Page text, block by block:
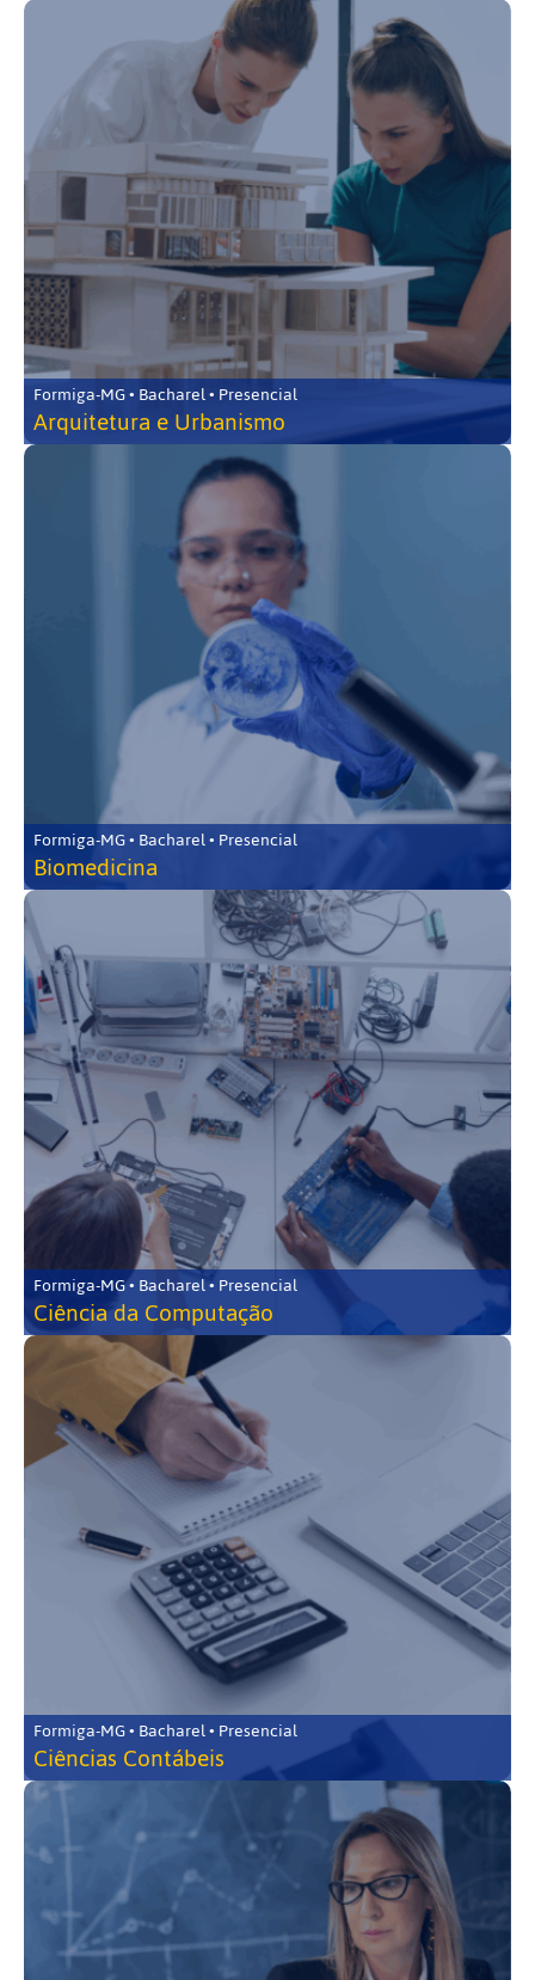
Formiga-MG • Bacharel • Presencial
Arquitetura e Urbanismo
Formiga-MG • Bacharel • Presencial
Biomedicina
Formiga-MG • Bacharel • Presencial
Ciência da Computação
Formiga-MG • Bacharel • Presencial
Ciências Contábeis